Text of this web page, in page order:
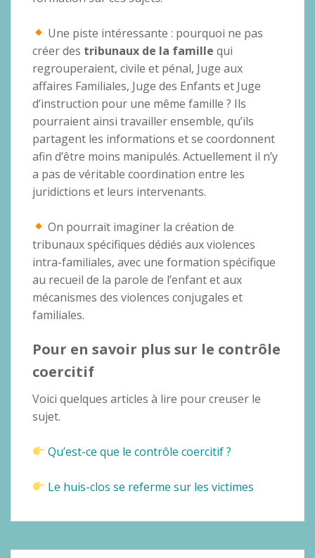
Une piste intéressante : pourquoi ne pas
créer des tribunaux de la famille qui
regrouperaient, civile et pénal, Juge aux
affaires Familiales, Juge des Enfants et Juge
d’instruction pour une même famille ? Ils
pourraient ainsi travailler ensemble, qu’ils
partagent les informations et se coordonnent
afin d’être moins manipulés. Actuellement il n’y
a pas de véritable coordination entre les
juridictions et leurs intervenants.
On pourrait imaginer la création de
tribunaux spécifiques dédiés aux violences
intra-familiales, avec une formation spécifique
au recueil de la parole de l’enfant et aux
mécanismes des violences conjugales et
familiales.
Pour en savoir plus sur le contrôle
coercitif
Voici quelques articles à lire pour creuser le
sujet.
Qu’est-ce que le contrôle coercitif ?
Le huis-clos se referme sur les victimes